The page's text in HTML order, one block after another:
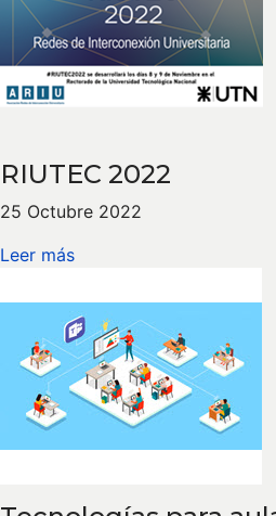
RIUTEC 2022
25 Octubre 2022
Leer más